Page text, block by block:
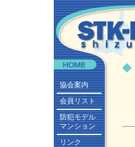
協会案内
会員リスト
防犯モデル
マンション
リンク